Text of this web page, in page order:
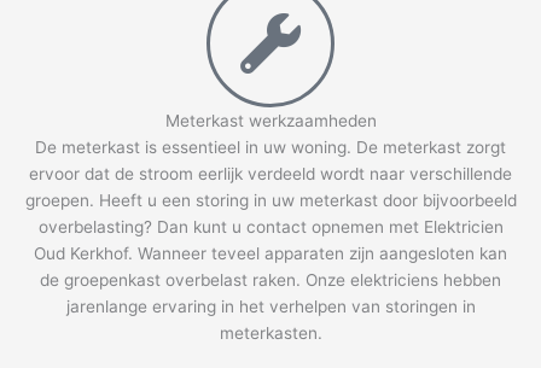
Meterkast werkzaamheden
De meterkast is essentieel in uw woning. De meterkast zorgt
ervoor dat de stroom eerlijk verdeeld wordt naar verschillende
groepen. Heeft u een storing in uw meterkast door bijvoorbeeld
overbelasting? Dan kunt u contact opnemen met Elektricien
Oud Kerkhof. Wanneer teveel apparaten zijn aangesloten kan
de groepenkast overbelast raken. Onze elektriciens hebben
jarenlange ervaring in het verhelpen van storingen in
meterkasten.